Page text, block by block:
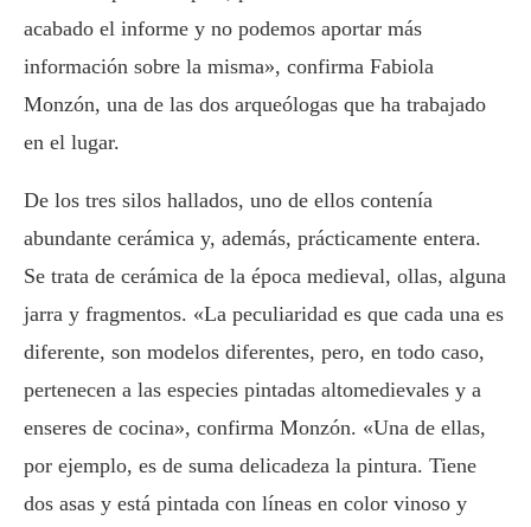
acabado el informe y no podemos aportar más
información sobre la misma», confirma Fabiola
Monzón, una de las dos arqueólogas que ha trabajado
en el lugar.
De los tres silos hallados, uno de ellos contenía
abundante cerámica y, además, prácticamente entera.
Se trata de cerámica de la época medieval, ollas, alguna
jarra y fragmentos. «La peculiaridad es que cada una es
diferente, son modelos diferentes, pero, en todo caso,
pertenecen a las especies pintadas altomedievales y a
enseres de cocina», confirma Monzón. «Una de ellas,
por ejemplo, es de suma delicadeza la pintura. Tiene
dos asas y está pintada con líneas en color vinoso y